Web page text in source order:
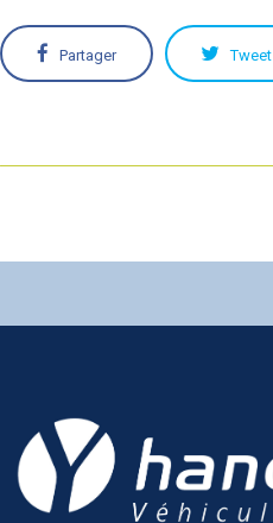
Partager Tweet